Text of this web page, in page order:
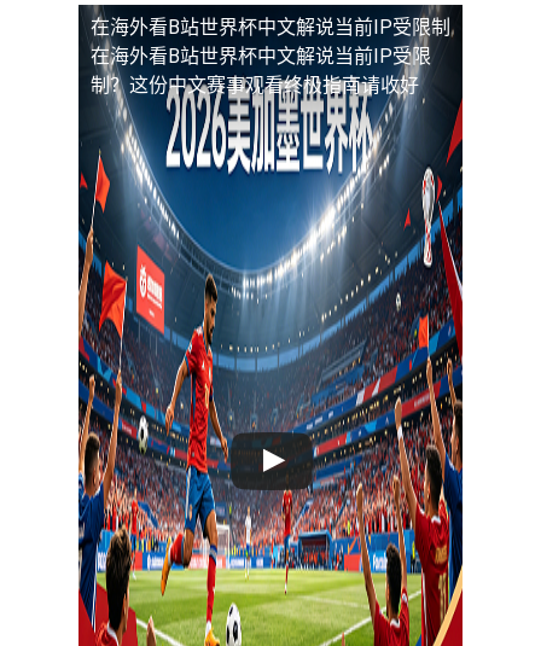
在海外看B站世界杯中文解说当前IP受限制
在海外看B站世界杯中文解说当前IP受限
制？这份中文赛事观看终极指南请收好